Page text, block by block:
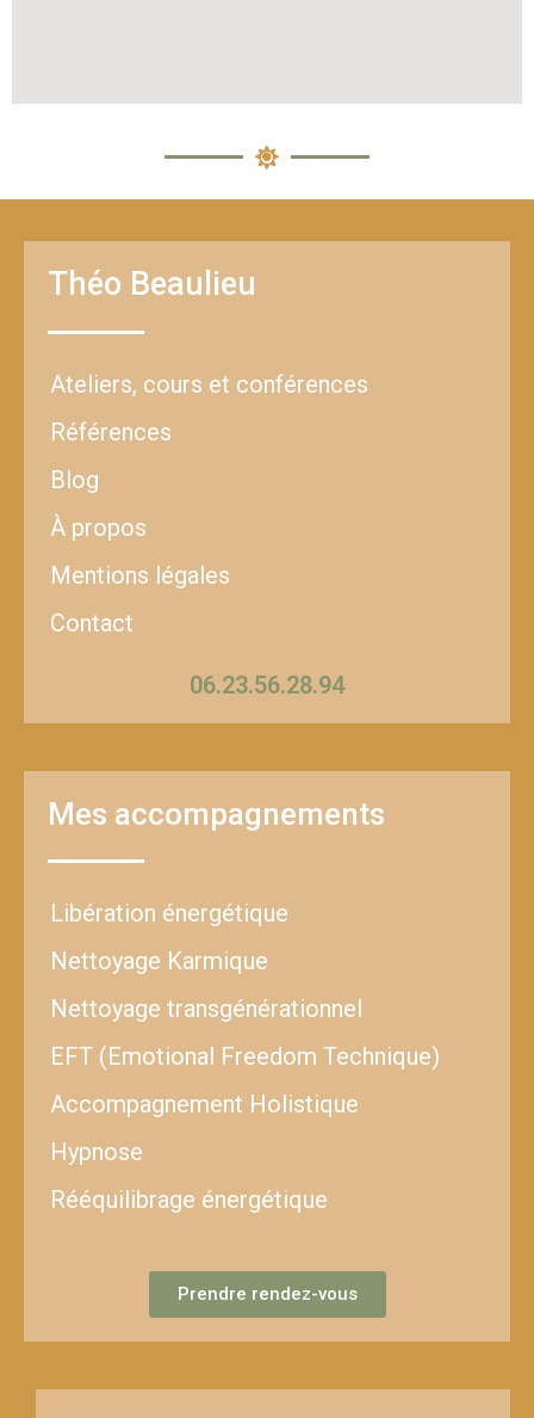
Théo Beaulieu
Ateliers, cours et conférences
Références
Blog
À propos
Mentions légales
Contact
06.23.56.28.94
Mes accompagnements
Libération énergétique
Nettoyage Karmique
Nettoyage transgénérationnel
EFT (Emotional Freedom Technique)
Accompagnement Holistique
Hypnose
Rééquilibrage énergétique
Prendre rendez-vous